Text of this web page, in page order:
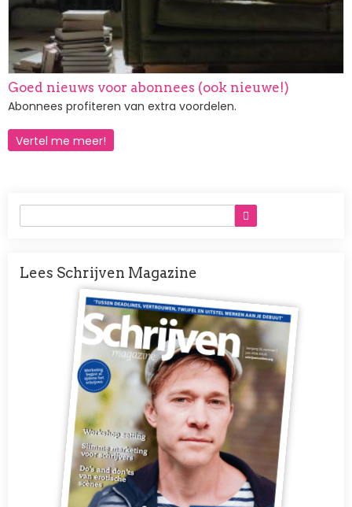
Goed nieuws voor abonnees (ook nieuwe!)
Abonnees profiteren van extra voordelen.
Vertel me meer!
Lees Schrijven Magazine
Afbeelding